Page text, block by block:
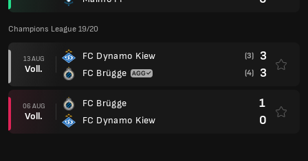
Champions League 19/20
13 AUG
Voll.
FC Dynamo Kiew
FC Brügge
(3) 3
(4) 3
06 AUG
Voll.
FC Brügge
FC Dynamo Kiew
1
0